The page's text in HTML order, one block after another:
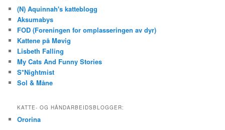
(N) Aquinnah's katteblogg
Aksumabys
FOD (Foreningen for omplasseringen av dyr)
Kattene på Møvig
Lisbeth Falling
My Cats And Funny Stories
S*Nightmist
Sol & Måne
KATTE- OG HÅNDARBEIDSBLOGGER:
Ororina